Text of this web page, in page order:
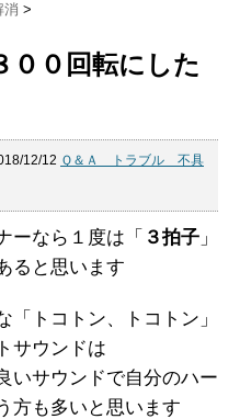
>
００回転にした
12/12 Ｑ＆Ａ トラブル 不具
ーなら１度は「 ３拍子 」
ると思います
トコトン、トコトン」
サウンドは
いサウンドで自分のハー
方も多いと思います